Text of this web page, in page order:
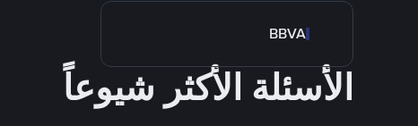
BBVA
الأسئلة الأكثر شيوعاً